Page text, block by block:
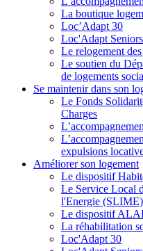
La boutique
Loc’Adapt 30
Loc'Adapt Seniors
Le relogement
Le soutien du
de logements
Se maintenir dans son
Le Fonds
Charges
expulsions
Améliorer son logement
Le dispositif
Le Service Local
l'Energie (SLIME)
Le dispositif
La réhabilitation
Loc'Adapt 30